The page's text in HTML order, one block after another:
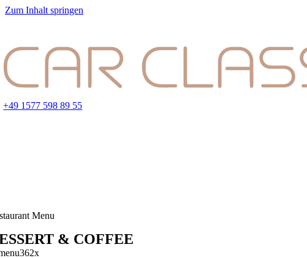
Zum Inhalt springen
+49 1577 598 89 55
Menu
& COFFEE